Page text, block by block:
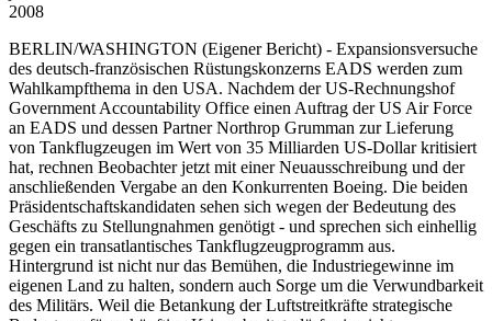
2008
BERLIN/WASHINGTON (Eigener Bericht) - Expansionsversuche
des deutsch-französischen Rüstungskonzerns EADS werden zum
Wahlkampfthema in den USA. Nachdem der US-Rechnungshof
Government Accountability Office einen Auftrag der US Air Force
an EADS und dessen Partner Northrop Grumman zur Lieferung
von Tankflugzeugen im Wert von 35 Milliarden US-Dollar kritisiert
hat, rechnen Beobachter jetzt mit einer Neuausschreibung und der
anschließenden Vergabe an den Konkurrenten Boeing. Die beiden
Präsidentschaftskandidaten sehen sich wegen der Bedeutung des
Geschäfts zu Stellungnahmen genötigt - und sprechen sich einhellig
gegen ein transatlantisches Tankflugzeugprogramm aus.
Hintergrund ist nicht nur das Bemühen, die Industriegewinne im
eigenen Land zu halten, sondern auch Sorge um die Verwundbarkeit
des Militärs. Weil die Betankung der Luftstreitkräfte strategische